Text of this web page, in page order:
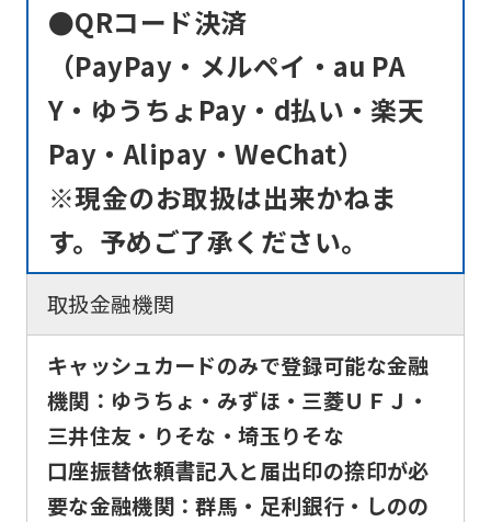
●QRコード決済
（PayPay・メルペイ・au PA
Y・ゆうちょPay・d払い・楽天
Pay・Alipay・WeChat）
※現金のお取扱は出来かねま
す。予めご了承ください。
取扱金融機関
キャッシュカードのみで登録可能な金融
機関：ゆうちょ・みずほ・三菱ＵＦＪ・
三井住友・りそな・埼玉りそな
口座振替依頼書記入と届出印の捺印が必
要な金融機関：群馬・足利銀行・しのの